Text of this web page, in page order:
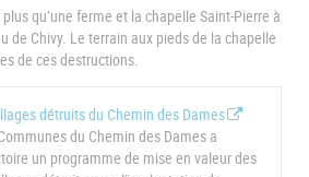
qu’une ferme et la chapelle Saint-Pierre à
de Chivy. Le terrain aux pieds de la chapelle
de ces destructions.
détruits du Chemin des Dames
du Chemin des Dames a
un programme de mise en valeur des